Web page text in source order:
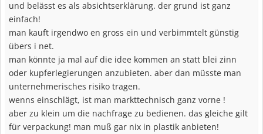
und belässt es als absichtserklärung. der grund ist ganz
einfach!
man kauft irgendwo en gross ein und verbimmtelt günstig
übers i net.
man könnte ja mal auf die idee kommen an statt blei zinn
oder kupferlegierungen anzubieten. aber dan müsste man
unternehmerisches risiko tragen.
wenns einschlägt, ist man markttechnisch ganz vorne !
aber zu klein um die nachfrage zu bedienen. das gleiche gilt
für verpackung! man muß gar nix in plastik anbieten!